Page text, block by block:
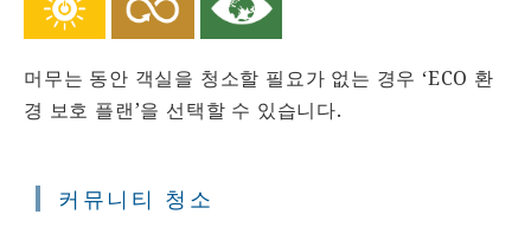
머무는 동안 객실을 청소할 필요가 없는 경우 ‘ECO 환
경 보호 플랜’을 선택할 수 있습니다.
커뮤니티 청소